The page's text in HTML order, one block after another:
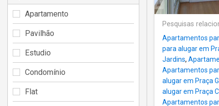
Pesquisas
Apartamentos
para alugar em
Jardins,
Apartamentos
alugar em Praça
alugar em Praça
Apartamentos
Apartamento
Pavilhão
Estudio
Condomínio
Flat